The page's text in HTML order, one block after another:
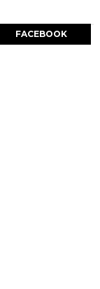
FACEBOOK